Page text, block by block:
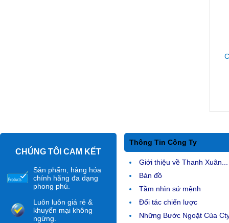
CHÚNG TÔI CAM KẾT
Sản phẩm, hàng hóa
chính hãng đa dạng
phong phú.
Luôn luôn giá rẻ &
khuyến mại không
ngừng.
Thông Tin Công Ty
Giới thiệu về Thanh Xuân...
Bản đồ
Tầm nhìn sứ mệnh
Đối tác chiến lược
Những Bước Ngoặt Của